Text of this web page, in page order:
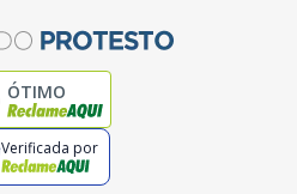
ÓTIMO
Verificada por